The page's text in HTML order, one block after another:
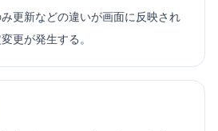
更新などの違いが画面に反映され
更が発生する。